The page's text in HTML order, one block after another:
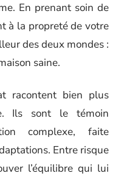
En prenant soin de
à la propreté de votre
des deux mondes :
saine.
racontent bien plus
Ils sont le témoin
complexe, faite
Entre risque
l’équilibre qui lui